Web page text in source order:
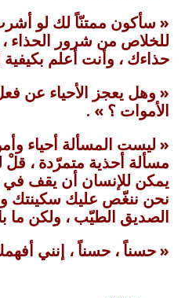
« سأكون ممتنّاً لك لو
للخلاص من شرور الحذاء
حذاءك ، وأنت أعلم
« وهل يعجز الأحياء عن
الأموات ؟ » .
« ليست المسألة أحياء
مسألة أحذية متمرّدة ،
يمكن للإنسان أن يقف
نحن ننغّص عليك سكينتك
الصديق الطيّب ، ولكن ما
« حسناً ، حسناً ، إنني